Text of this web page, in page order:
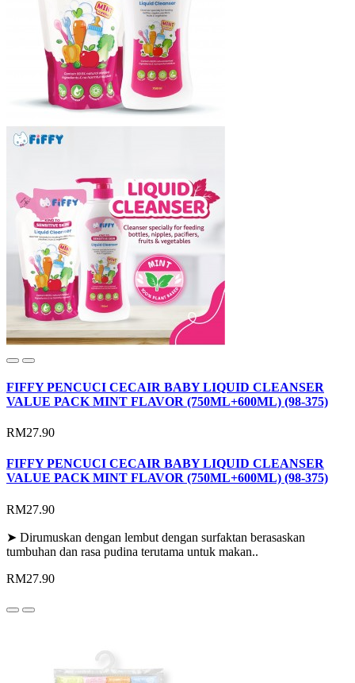
FIFFY PENCUCI CECAIR BABY LIQUID CLEANSER
VALUE PACK MINT FLAVOR (750ML+600ML) (98-375)
RM27.90
FIFFY PENCUCI CECAIR BABY LIQUID CLEANSER
VALUE PACK MINT FLAVOR (750ML+600ML) (98-375)
RM27.90
➤ Dirumuskan dengan lembut dengan surfaktan berasaskan
tumbuhan dan rasa pudina terutama untuk makan..
RM27.90